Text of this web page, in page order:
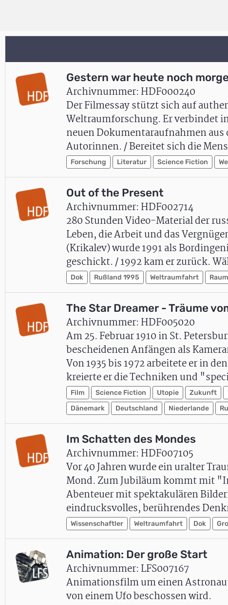
Gestern war heute noch
Archivnummer: HDF000240
Der Filmessay stützt sich auf
Weltraumforschung. Er verbindet
neuen Dokumentaraufnahmen
Autorinnen. / Bereitet sich die
Forschung Literatur Science Fiction
Out of the Present
Archivnummer: HDF002714
280 Stunden Video-Material der
Leben, die Arbeit und das
(Krikalev) wurde 1991 als
geschickt. / 1992 kam er zurück.
Dok Rußland 1995 Weltraumfahrt
The Star Dreamer - Träume
Archivnummer: HDF005020
Am 25. Februar 1910 in St.
bescheidenen Anfängen als
Von 1935 bis 1972 arbeitete er in
kreierte er die Techniken und
Film Science Fiction Utopie Zukunft
Dänemark
Deutschland Niederlande
Im Schatten des Mondes
Archivnummer: HDF007105
Vor 40 Jahren wurde ein uralter
Mond. Zum Jubiläum kommt mit
Abenteuer mit spektakulären
eindrucksvolles, berührendes
Wissenschaftler Weltraumfahrt Dok
Animation: Der große Start
Archivnummer: LFS007167
Animationsfilm um einen
von einem Ufo beschossen wird.